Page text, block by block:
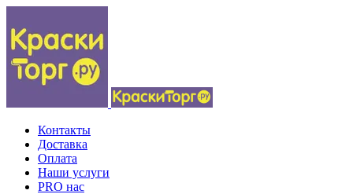
Контакты
Доставка
Оплата
Наши услуги
PRO нас